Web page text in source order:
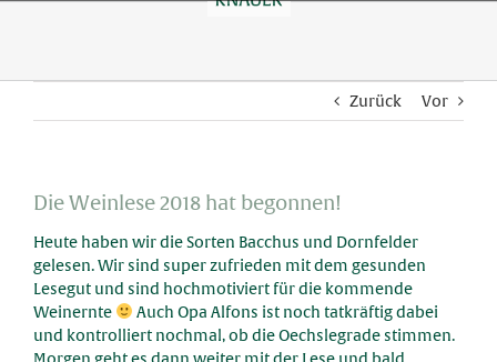
Zurück Vor
Die Weinlese 2018 hat begonnen!
Heute haben wir die Sorten Bacchus und Dornfelder
gelesen. Wir sind super zufrieden mit dem gesunden
Lesegut und sind hochmotiviert für die kommende
Weinernte
Auch Opa Alfons ist noch tatkräftig dabei
und kontrolliert nochmal, ob die Oechslegrade stimmen.